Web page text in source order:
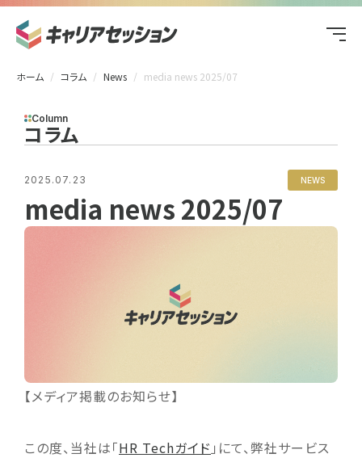
ホーム コラム News media news 2025/07
Column
コラム
2025.07.23 NEWS
media news 2025/07
【メディア掲載のお知らせ】
この度、当社は「HR Techガイド 」にて、弊社サービス